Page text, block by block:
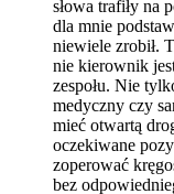
słowa trafiły na
dla mnie
niewiele zrobił.
nie kierownik
zespołu. Nie
medyczny czy
mieć otwartą
oczekiwane
zoperować krę
bez